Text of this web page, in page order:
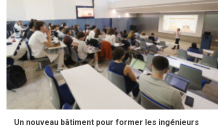
d’eau
fraîche
Un nouveau bâtiment pour former les ingénieurs